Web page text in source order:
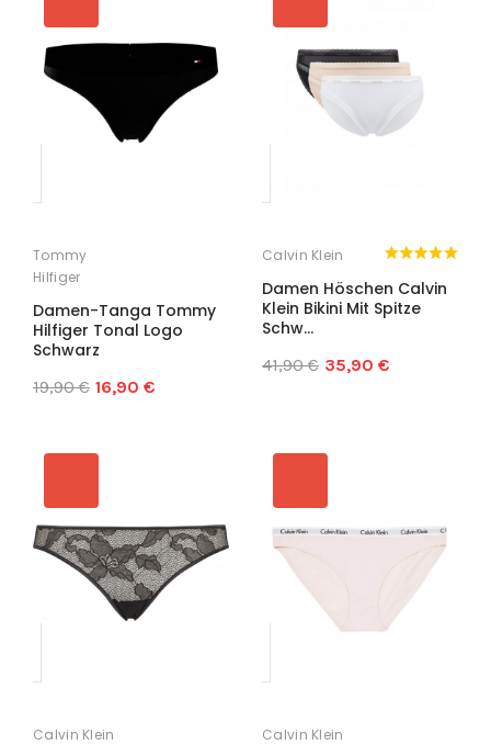
Tommy
Hilfiger
Damen-Tanga Tommy
Hilfiger Tonal Logo
Schwarz
19,90 € 16,90 €
Calvin Klein
Damen Höschen Calvin
Klein Bikini Mit Spitze
Schw...
41,90 € 35,90 €
Calvin Klein Calvin Klein